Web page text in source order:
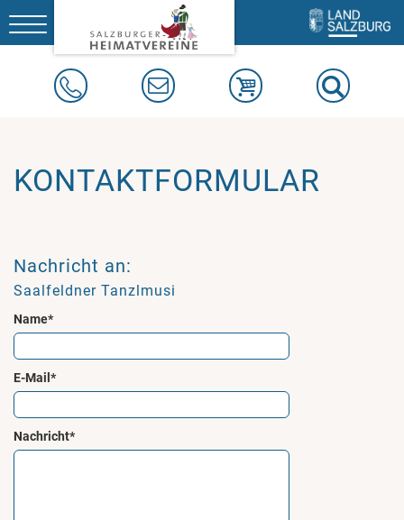
Toggle
navigation
KONTAKTFORMULAR
Nachricht an:
Saalfeldner Tanzlmusi
Name*
E-Mail*
Nachricht*